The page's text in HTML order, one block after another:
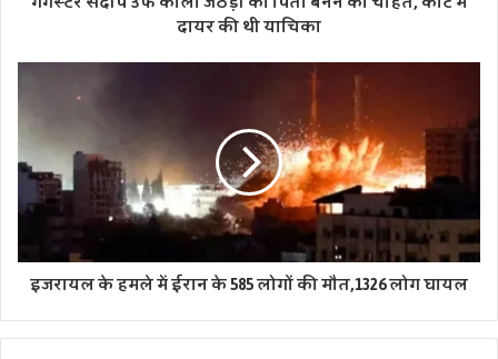
दायर की थी याचिका
इजरायल के हमले में ईरान के 585 लोगों की मौत,1326 लोग घायल